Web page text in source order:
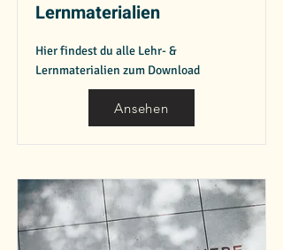
Lernmaterialien
Hier findest du alle Lehr- &
Lernmaterialien zum Download
Ansehen